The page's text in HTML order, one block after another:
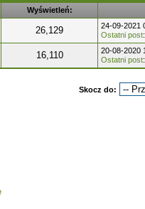
Wyświetleń:
26,129
24-09-2021
Ostatni post:
16,110
20-08-2020
Ostatni post:
Skocz do: